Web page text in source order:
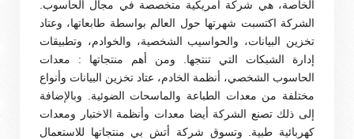
الخاصة، هي شركة أمريكية متخصصة في مجال الحاسوب.
الشركة اكتسبت شهرتها حول العالم بواسطة طابعاتها، وعتاد
تخزين البيانات، والحواسيب الشخصية، والخوادم، وتطبيقات
إدارة الشبكات التي تنتجها. ومن أهم منتجاتها : معدات
الحاسوب الشخصي، أنظمة الخادم، عتاد تخزين البيانات وأنواع
مختلفة من معدات الطباعة والماسحات الضوئية. وبالإضافة
إلى ذلك تصنع الشركة أيضا معدات وأنظمة الاختبار ومعدات
كهربائية طبية. وتسوق شركة أتش بي منتجاتها للاستعمال